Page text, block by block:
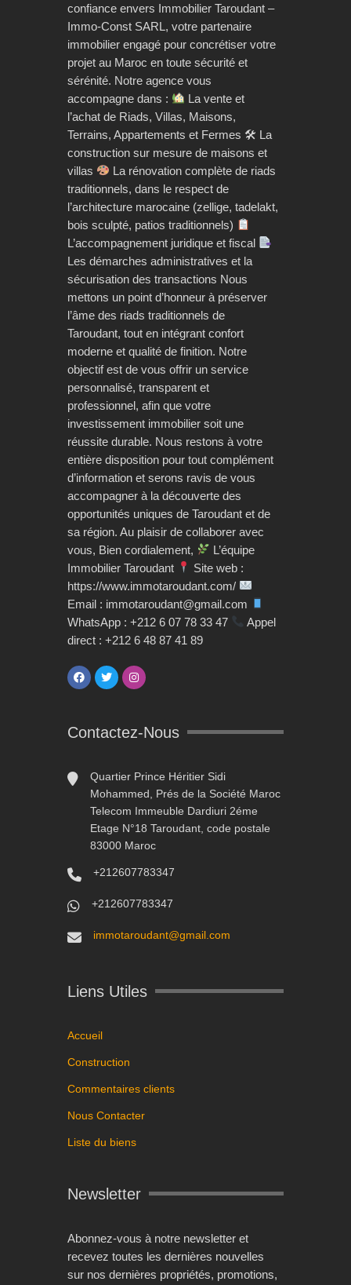
confiance envers Immobilier Taroudant –
Immo-Const SARL, votre partenaire
immobilier engagé pour concrétiser votre
projet au Maroc en toute sécurité et
sérénité. Notre agence vous
accompagne dans :
La vente et
l’achat de Riads, Villas, Maisons,
Terrains, Appartements et Fermes 🛠 La
construction sur mesure de maisons et
villas
La rénovation complète de riads
traditionnels, dans le respect de
l’architecture marocaine (zellige, tadelakt,
bois sculpté, patios traditionnels)
L’accompagnement juridique et fiscal
Les démarches administratives et la
sécurisation des transactions Nous
mettons un point d’honneur à préserver
l’âme des riads traditionnels de
Taroudant, tout en intégrant confort
moderne et qualité de finition. Notre
objectif est de vous offrir un service
personnalisé, transparent et
professionnel, afin que votre
investissement immobilier soit une
réussite durable. Nous restons à votre
entière disposition pour tout complément
d’information et serons ravis de vous
accompagner à la découverte des
opportunités uniques de Taroudant et de
sa région. Au plaisir de collaborer avec
vous, Bien cordialement,
L’équipe
Immobilier Taroudant
Site web :
https://www.immotaroudant.com/
Email : immotaroudant@gmail.com
WhatsApp : +212 6 07 78 33 47
Appel
direct : +212 6 48 87 41 89
Contactez-Nous
Quartier Prince Héritier Sidi
Mohammed, Prés de la Société Maroc
Telecom Immeuble Dardiuri 2éme
Etage N°18 Taroudant, code postale
83000 Maroc
+212607783347
+212607783347
immotaroudant@gmail.com
Liens Utiles
Accueil
Construction
Commentaires clients
Nous Contacter
Liste du biens
Newsletter
Abonnez-vous à notre newsletter et
recevez toutes les dernières nouvelles
sur nos dernières propriétés, promotions,